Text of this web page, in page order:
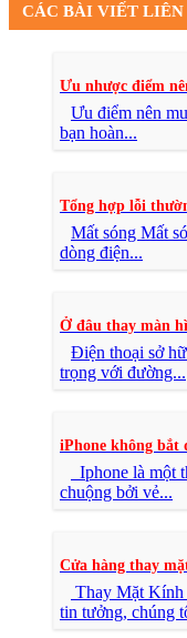
CÁC BÀI VIẾT LIÊN
Ưu nhược điểm
Ưu điểm nên
bạn hoàn...
Tổng hợp lỗi
Mất sóng Mất
dòng điện...
Ở đâu thay màn
Điện thoại sở
trọng với đường...
iPhone không bắt
Iphone là một
chuộng bởi vẻ...
Cửa hàng thay
Thay Mặt
tin tưởng, chúng